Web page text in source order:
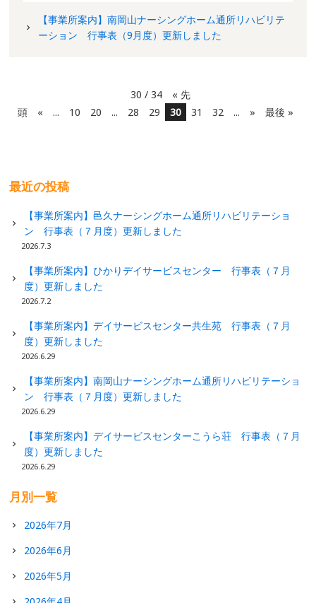
【事業所案内】南岡山ナーシングホーム通所リハビリテ
ーション 行事表（9月度）更新しました
30 / 34
« 先
頭
« ... 10 20 ... 28 29 30 31 32 ... » 最後 »
最近の投稿
【事業所案内】邑久ナーシングホーム通所リハビリテーショ
ン 行事表（７月度）更新しました
2026.7.3
【事業所案内】ひかりデイサービスセンター 行事表（７月
度）更新しました
2026.7.2
【事業所案内】デイサービスセンター共生苑 行事表（７月
度）更新しました
2026.6.29
【事業所案内】南岡山ナーシングホーム通所リハビリテーショ
ン 行事表（７月度）更新しました
2026.6.29
【事業所案内】デイサービスセンターこうら荘 行事表（７月
度）更新しました
2026.6.29
月別一覧
2026年7月
2026年6月
2026年5月